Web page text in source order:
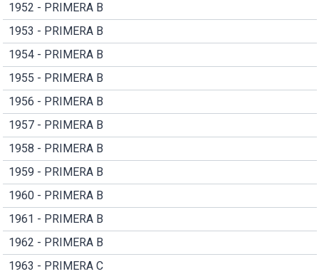
1952 - PRIMERA B
1953 - PRIMERA B
1954 - PRIMERA B
1955 - PRIMERA B
1956 - PRIMERA B
1957 - PRIMERA B
1958 - PRIMERA B
1959 - PRIMERA B
1960 - PRIMERA B
1961 - PRIMERA B
1962 - PRIMERA B
1963 - PRIMERA C